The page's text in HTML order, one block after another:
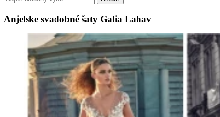
Anjelske svadobné šaty Galia Lahav